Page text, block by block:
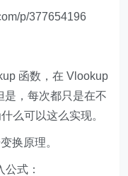
p/377654196
函数，在 Vlookup
是，每次都只是在不
么可以这么实现。
换原理。
式：